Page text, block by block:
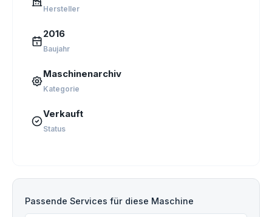
Hersteller
2016
Baujahr
Maschinenarchiv
Kategorie
Verkauft
Status
Passende Services für diese Maschine